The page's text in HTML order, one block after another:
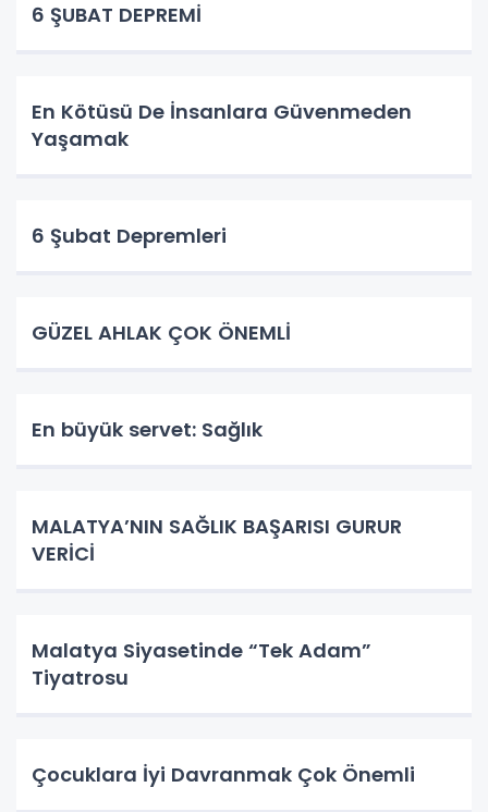
6 ŞUBAT DEPREMİ
En Kötüsü De İnsanlara Güvenmeden
Yaşamak
6 Şubat Depremleri
GÜZEL AHLAK ÇOK ÖNEMLİ
En büyük servet: Sağlık
MALATYA’NIN SAĞLIK BAŞARISI GURUR
VERİCİ
Malatya Siyasetinde “Tek Adam”
Tiyatrosu
Çocuklara İyi Davranmak Çok Önemli